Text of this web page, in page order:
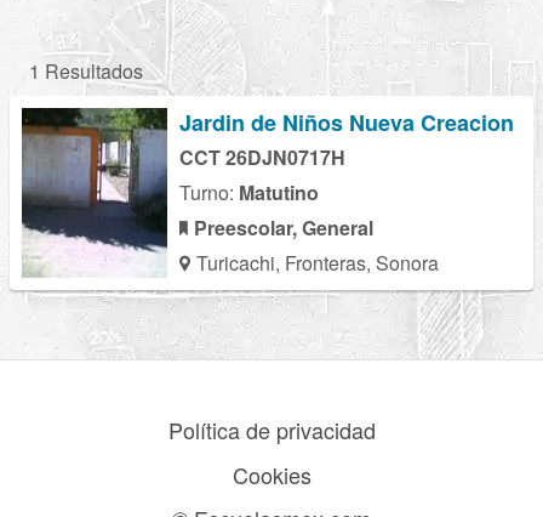
1 Resultados
Jardin de Niños Nueva Creacion
CCT 26DJN0717H
Turno: Matutino
Preescolar, General
Turicachi, Fronteras, Sonora
Política de privacidad
Cookies